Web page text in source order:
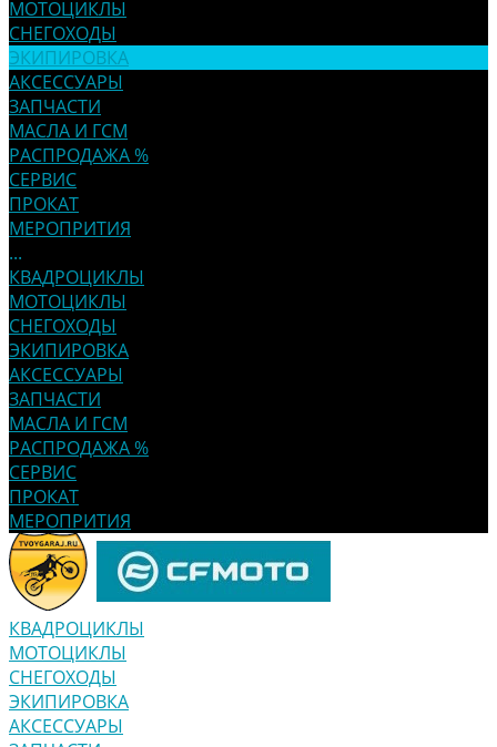
МОТОЦИКЛЫ
СНЕГОХОДЫ
ЭКИПИРОВКА
АКСЕССУАРЫ
ЗАПЧАСТИ
МАСЛА И ГСМ
РАСПРОДАЖА %
СЕРВИС
ПРОКАТ
МЕРОПРИТИЯ
...
КВАДРОЦИКЛЫ
МОТОЦИКЛЫ
СНЕГОХОДЫ
ЭКИПИРОВКА
АКСЕССУАРЫ
ЗАПЧАСТИ
МАСЛА И ГСМ
РАСПРОДАЖА %
СЕРВИС
ПРОКАТ
МЕРОПРИТИЯ
КВАДРОЦИКЛЫ
МОТОЦИКЛЫ
СНЕГОХОДЫ
ЭКИПИРОВКА
АКСЕССУАРЫ